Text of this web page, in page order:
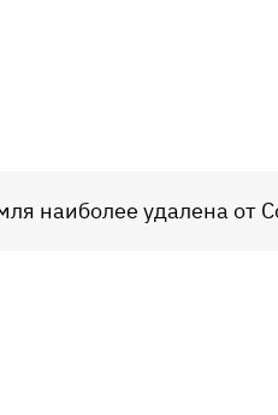
наиболее удалена от